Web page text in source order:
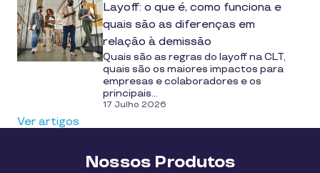
Layoff: o que é, como funciona e
quais são as diferenças em
relação à demissão
Quais são as regras do layoff na CLT,
quais são os maiores impactos para
empresas e colaboradores e os
principais...
17 Julho 2026
Ver artigos
Nossos Produtos